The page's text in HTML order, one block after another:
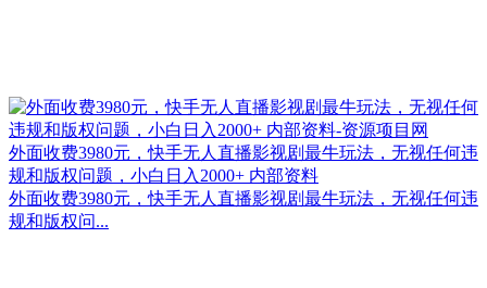
外面收费3980元，快手无人直播影视剧最牛玩法，无视任何违
规和版权问题，小白日入2000+ 内部资料
外面收费3980元，快手无人直播影视剧最牛玩法，无视任何违
规和版权问...